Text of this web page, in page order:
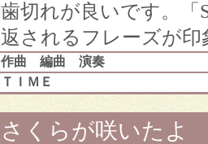
歯切れが良いです。「
返されるフレーズが印
作曲 編曲 演奏
ＴＩＭＥ
さくらが咲いたよ